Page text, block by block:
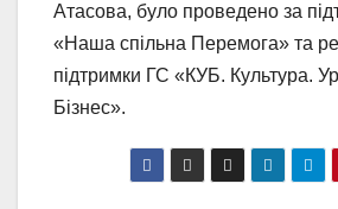
Атасова, було проведено за
«Наша спільна Перемога» та
підтримки ГС «КУБ. Культура.
Бізнес».